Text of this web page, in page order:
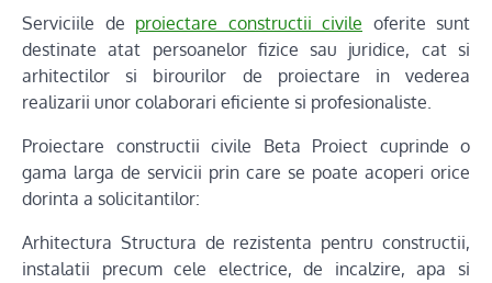
Serviciile de proiectare constructii civile oferite sunt
destinate atat persoanelor fizice sau juridice, cat si
arhitectilor si birourilor de proiectare in vederea
realizarii unor colaborari eficiente si profesionaliste.
Proiectare constructii civile Beta Proiect cuprinde o
gama larga de servicii prin care se poate acoperi orice
dorinta a solicitantilor:
Arhitectura Structura de rezistenta pentru constructii,
instalatii precum cele electrice, de incalzire, apa si